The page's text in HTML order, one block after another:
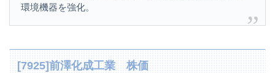
環境機器を強化。
[7925]前澤化成工業 株価